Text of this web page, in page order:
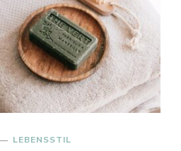
LEBENSSTIL